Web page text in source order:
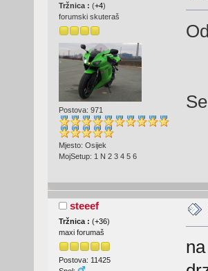
Tržnica : (+4)
forumski skuteraš
Postova: 971
Mjesto: Osijek
MojSetup: 1 N 2 3 4 5 6
steeef
Tržnica : (+36)
maxi forumaš
Postova: 11425